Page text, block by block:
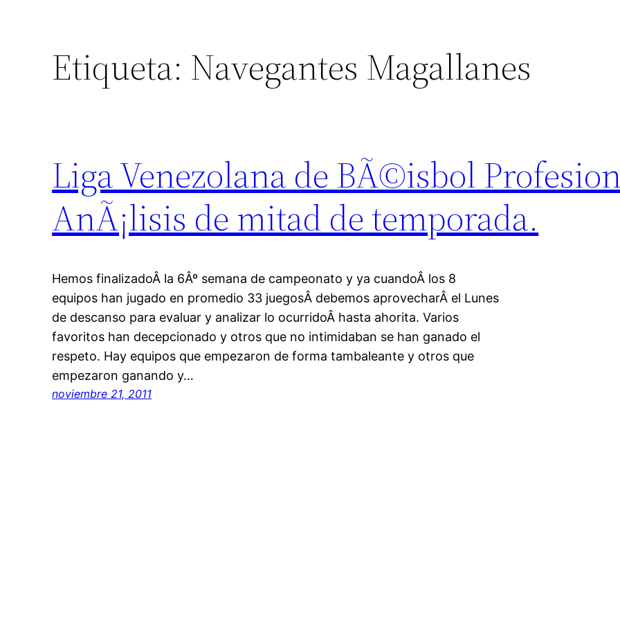
Etiqueta: Navegantes Magallanes
Liga Venezolana de BÃ©isbol
AnÃ¡lisis de mitad de temporada.
Hemos finalizadoÂ la 6Âº semana de campeonato y ya cuandoÂ los 8
equipos han jugado en promedio 33 juegosÂ debemos aprovecharÂ el Lunes
de descanso para evaluar y analizar lo ocurridoÂ hasta ahorita. Varios
favoritos han decepcionado y otros que no intimidaban se han ganado el
respeto. Hay equipos que empezaron de forma tambaleante y otros que
empezaron ganando y…
noviembre 21, 2011